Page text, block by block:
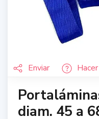
Enviar
diam. 45 a